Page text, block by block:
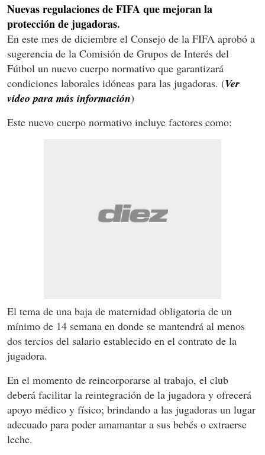
Nuevas regulaciones de FIFA que mejoran la
protección de jugadoras.
En este mes de diciembre el Consejo de la FIFA aprobó a
sugerencia de la Comisión de Grupos de Interés del
Fútbol un nuevo cuerpo normativo que garantizará
condiciones laborales idóneas para las jugadoras. (Ver
video para más información)
Este nuevo cuerpo normativo incluye factores como:
El tema de una baja de maternidad obligatoria de un
mínimo de 14 semana en donde se mantendrá al menos
dos tercios del salario establecido en el contrato de la
jugadora.
En el momento de reincorporarse al trabajo, el club
deberá facilitar la reintegración de la jugadora y ofrecerá
apoyo médico y físico; brindando a las jugadoras un lugar
adecuado para poder amamantar a sus bebés o extraerse
leche.